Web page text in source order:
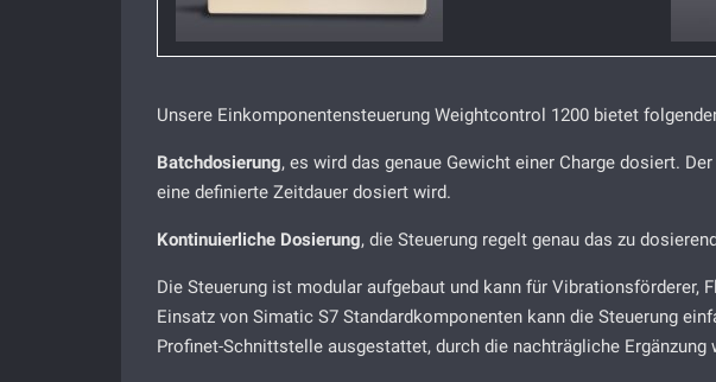
Unsere Einkomponentensteuerung Weightcontrol 1200 bietet
Batchdosierung, es wird das genaue Gewicht einer Charge dosiert.
eine definierte Zeitdauer dosiert wird.
Kontinuierliche Dosierung, die Steuerung regelt genau das zu
Die Steuerung ist modular aufgebaut und kann für Vibrationsförderer,
Einsatz von Simatic S7 Standardkomponenten kann die Steuerung
Profinet-Schnittstelle ausgestattet, durch die nachträgliche